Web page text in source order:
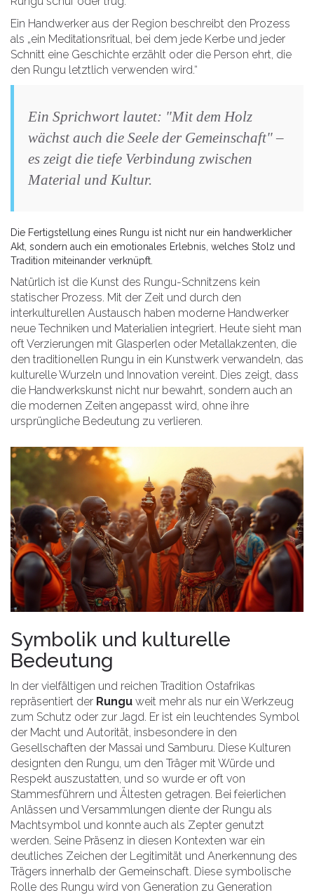
Ein Handwerker aus der Region beschreibt den Prozess
als „ein Meditationsritual, bei dem jede Kerbe und jeder
Schnitt eine Geschichte erzählt oder die Person ehrt, die
den Rungu letztlich verwenden wird.“
Ein Sprichwort lautet: "Mit dem Holz
wächst auch die Seele der Gemeinschaft" –
es zeigt die tiefe Verbindung zwischen
Material und Kultur.
Die Fertigstellung eines Rungu ist nicht nur ein handwerklicher
Akt, sondern auch ein emotionales Erlebnis, welches Stolz und
Tradition miteinander verknüpft.
Natürlich ist die Kunst des Rungu-Schnitzens kein
statischer Prozess. Mit der Zeit und durch den
interkulturellen Austausch haben moderne Handwerker
neue Techniken und Materialien integriert. Heute sieht man
oft Verzierungen mit Glasperlen oder Metallakzenten, die
den traditionellen Rungu in ein Kunstwerk verwandeln, das
kulturelle Wurzeln und Innovation vereint. Dies zeigt, dass
die Handwerkskunst nicht nur bewahrt, sondern auch an
die modernen Zeiten angepasst wird, ohne ihre
ursprüngliche Bedeutung zu verlieren.
Symbolik und kulturelle
Bedeutung
In der vielfältigen und reichen Tradition Ostafrikas
repräsentiert der Rungu weit mehr als nur ein Werkzeug
zum Schutz oder zur Jagd. Er ist ein leuchtendes Symbol
der Macht und Autorität, insbesondere in den
Gesellschaften der Massai und Samburu. Diese Kulturen
designten den Rungu, um den Träger mit Würde und
Respekt auszustatten, und so wurde er oft von
Stammesführern und Ältesten getragen. Bei feierlichen
Anlässen und Versammlungen diente der Rungu als
Machtsymbol und konnte auch als Zepter genutzt
werden. Seine Präsenz in diesen Kontexten war ein
deutliches Zeichen der Legitimität und Anerkennung des
Trägers innerhalb der Gemeinschaft. Diese symbolische
Rolle des Rungu wird von Generation zu Generation